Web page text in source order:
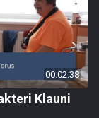
00:02:38
Klauni